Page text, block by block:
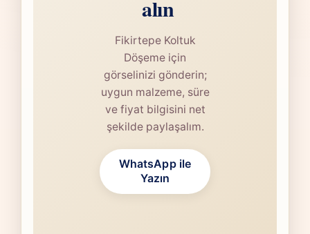
alın
Fikirtepe Koltuk
Döşeme için
görselinizi gönderin;
uygun malzeme, süre
ve fiyat bilgisini net
şekilde paylaşalım.
WhatsApp ile
Yazın